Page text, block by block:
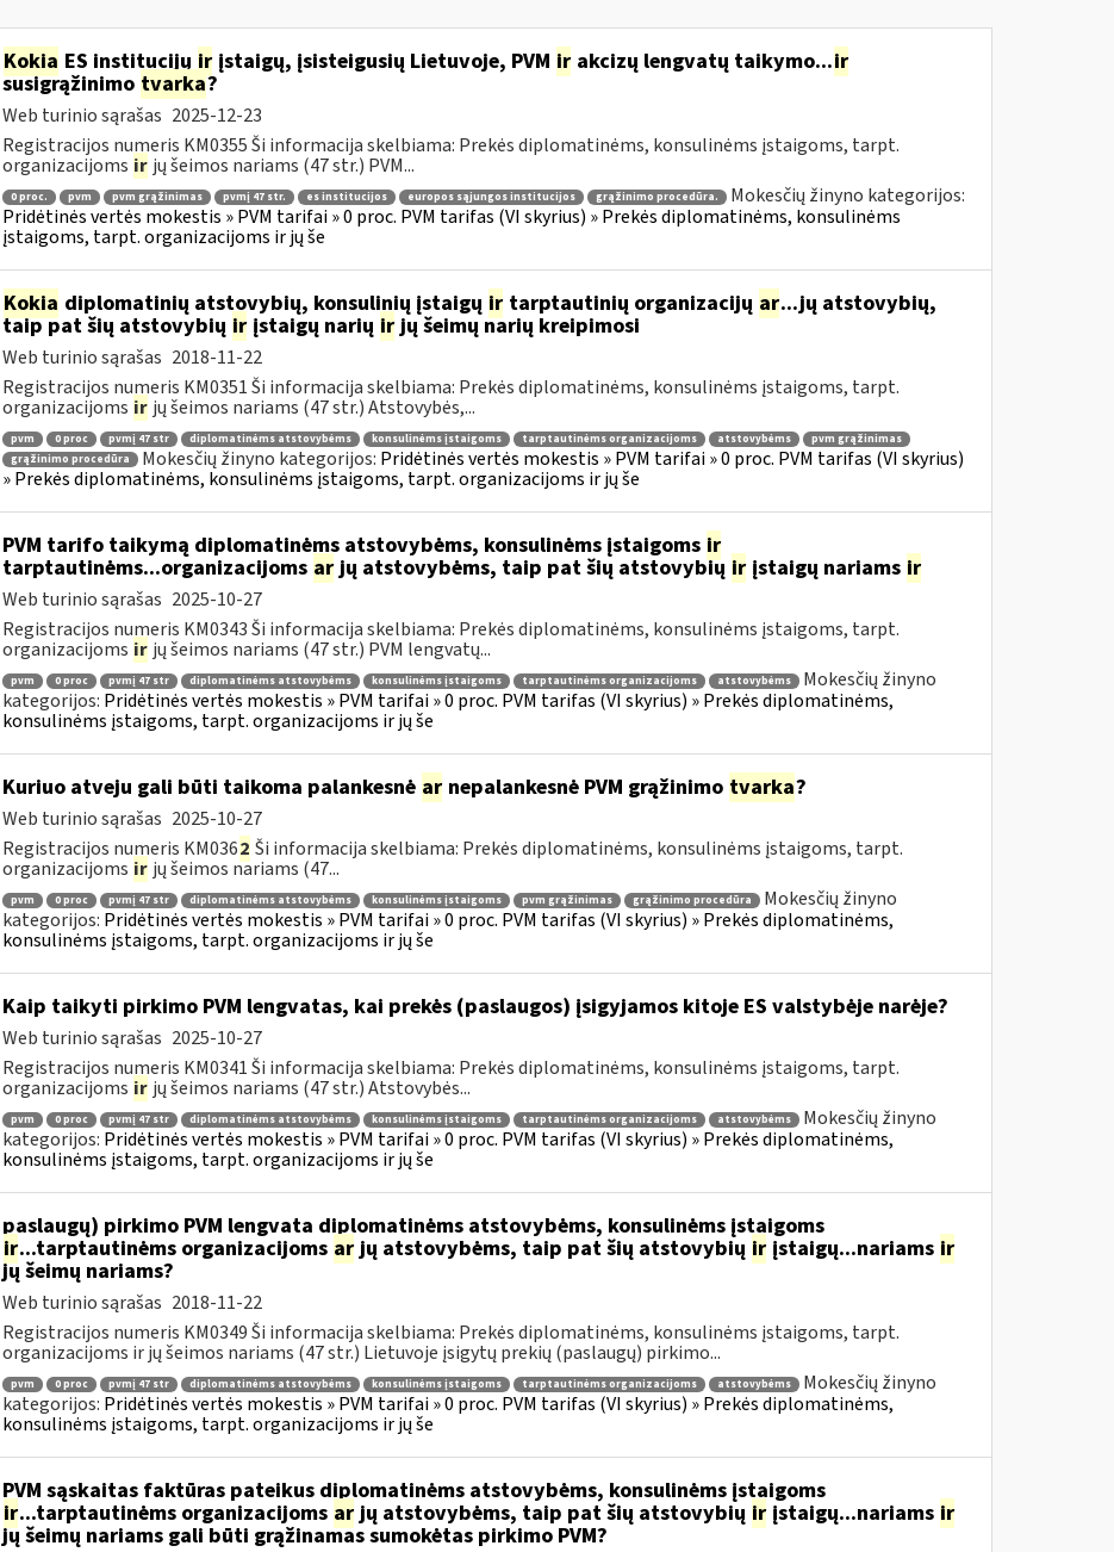
Kokia ES institucijųirįstaigų, įsisteigusių Lietuvoje, PVM irakcizų lengvatų taikymo...ir
susigrąžinimo tvarka?
Web turinio sąrašas 2025-12-23
Registracijos numeris KM0355 Ši informacija skelbiama: Prekės diplomatinėms, konsulinėms įstaigoms, tarpt.
organizacijoms ir jų šeimos nariams (47 str.) PVM...
0 proc. pvm pvm grąžinimas pvmį 47 str. es institucijos europos sąjungos institucijos grąžinimo procedūra.
Mokesčių žinyno kategorijos:
Pridėtinės vertės mokestis » PVM tarifai » 0 proc. PVM tarifas (VI skyrius) » Prekės diplomatinėms, konsulinėms
įstaigoms, tarpt. organizacijoms ir jų še
Kokia diplomatinių atstovybių, konsulinių įstaigų irtarptautinių organizacijų ar...jų atstovybių,
taip pat šių atstovybių irįstaigų narių irjų šeimų narių kreipimosi
Web turinio sąrašas 2018-11-22
Registracijos numeris KM0351 Ši informacija skelbiama: Prekės diplomatinėms, konsulinėms įstaigoms, tarpt.
organizacijoms ir jų šeimos nariams (47 str.) Atstovybės,...
pvm 0 proc pvmį 47 str diplomatinėms atstovybėms konsulinėms įstaigoms tarptautinėms organizacijoms atstovybėms
pvm grąžinimas
grąžinimo procedūra
Mokesčių žinyno kategorijos: Pridėtinės vertės mokestis » PVM tarifai » 0 proc. PVM tarifas (VI skyrius)
» Prekės diplomatinėms, konsulinėms įstaigoms, tarpt. organizacijoms ir jų še
PVM tarifo taikymą diplomatinėms atstovybėms, konsulinėms įstaigoms ir
tarptautinėms...organizacijoms arjų atstovybėms, taip pat šių atstovybių irįstaigų nariams ir
Web turinio sąrašas 2025-10-27
Registracijos numeris KM0343 Ši informacija skelbiama: Prekės diplomatinėms, konsulinėms įstaigoms, tarpt.
organizacijoms ir jų šeimos nariams (47 str.) PVM lengvatų...
pvm 0 proc pvmį 47 str diplomatinėms atstovybėms konsulinėms įstaigoms tarptautinėms organizacijoms atstovybėms
Mokesčių žinyno
kategorijos: Pridėtinės vertės mokestis » PVM tarifai » 0 proc. PVM tarifas (VI skyrius) » Prekės diplomatinėms,
konsulinėms įstaigoms, tarpt. organizacijoms ir jų še
Kuriuo atveju gali būti taikoma palankesnė arnepalankesnė PVM grąžinimo tvarka?
Web turinio sąrašas 2025-10-27
Registracijos numeris KM0362 Ši informacija skelbiama: Prekės diplomatinėms, konsulinėms įstaigoms, tarpt.
organizacijoms ir jų šeimos nariams (47...
pvm 0 proc pvmį 47 str diplomatinėms atstovybėms konsulinėms įstaigoms pvm grąžinimas grąžinimo procedūra
Mokesčių žinyno
kategorijos: Pridėtinės vertės mokestis » PVM tarifai » 0 proc. PVM tarifas (VI skyrius) » Prekės diplomatinėms,
konsulinėms įstaigoms, tarpt. organizacijoms ir jų še
Kaip taikyti pirkimo PVM lengvatas, kai prekės (paslaugos) įsigyjamos kitoje ES valstybėje narėje?
Web turinio sąrašas 2025-10-27
Registracijos numeris KM0341 Ši informacija skelbiama: Prekės diplomatinėms, konsulinėms įstaigoms, tarpt.
organizacijoms ir jų šeimos nariams (47 str.) Atstovybės...
pvm 0 proc pvmį 47 str diplomatinėms atstovybėms konsulinėms įstaigoms tarptautinėms organizacijoms atstovybėms
Mokesčių žinyno
kategorijos: Pridėtinės vertės mokestis » PVM tarifai » 0 proc. PVM tarifas (VI skyrius) » Prekės diplomatinėms,
konsulinėms įstaigoms, tarpt. organizacijoms ir jų še
paslaugų) pirkimo PVM lengvata diplomatinėms atstovybėms, konsulinėms įstaigoms
ir...tarptautinėms organizacijoms arjų atstovybėms, taip pat šių atstovybių irįstaigų...nariams ir
jų šeimų nariams?
Web turinio sąrašas 2018-11-22
Registracijos numeris KM0349 Ši informacija skelbiama: Prekės diplomatinėms, konsulinėms įstaigoms, tarpt.
organizacijoms ir jų šeimos nariams (47 str.) Lietuvoje įsigytų prekių (paslaugų) pirkimo...
pvm 0 proc pvmį 47 str diplomatinėms atstovybėms konsulinėms įstaigoms tarptautinėms organizacijoms atstovybėms
Mokesčių žinyno
kategorijos: Pridėtinės vertės mokestis » PVM tarifai » 0 proc. PVM tarifas (VI skyrius) » Prekės diplomatinėms,
konsulinėms įstaigoms, tarpt. organizacijoms ir jų še
PVM sąskaitas faktūras pateikus diplomatinėms atstovybėms, konsulinėms įstaigoms
ir...tarptautinėms organizacijoms arjų atstovybėms, taip pat šių atstovybių irįstaigų...nariams ir
jų šeimų nariams gali būti grąžinamas sumokėtas pirkimo PVM?